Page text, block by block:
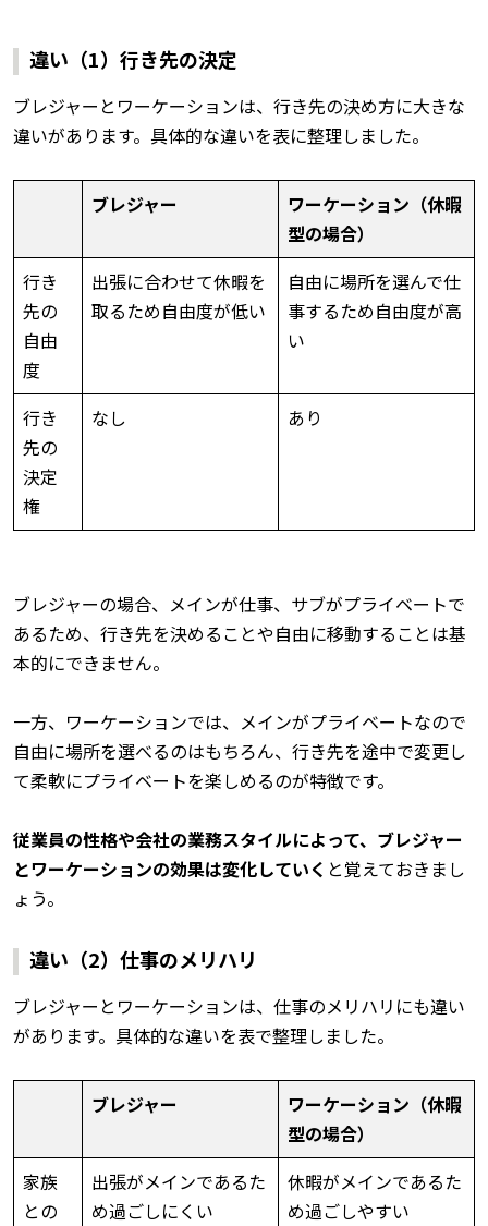
違い（1）行き先の決定
ブレジャーとワーケーションは、行き先の決め方に大きな
違いがあります。具体的な違いを表に整理しました。
ブレジャー
ワーケーション（休暇
型の場合）
行き
先の
自由
度
出張に合わせて休暇を
取るため自由度が低い
自由に場所を選んで仕
事するため自由度が高
い
行き
先の
決定
権
なし あり
ブレジャーの場合、メインが仕事、サブがプライベートで
あるため、行き先を決めることや自由に移動することは基
本的にできません。
一方、ワーケーションでは、メインがプライベートなので
自由に場所を選べるのはもちろん、行き先を途中で変更し
て柔軟にプライベートを楽しめるのが特徴です。
従業員の性格や会社の業務スタイルによって、ブレジャー
とワーケーションの効果は変化していく と覚えておきまし
ょう。
違い（2）仕事のメリハリ
ブレジャーとワーケーションは、仕事のメリハリにも違い
があります。具体的な違いを表で整理しました。
ブレジャー
ワーケーション（休暇
型の場合）
家族
との
出張がメインであるた
め過ごしにくい
休暇がメインであるた
め過ごしやすい